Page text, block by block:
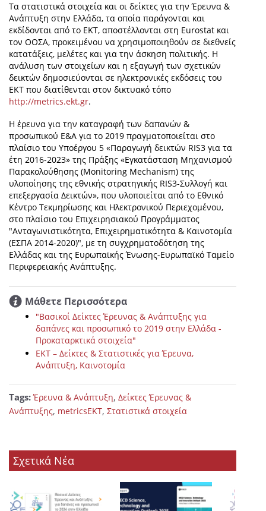
Τα στατιστικά στοιχεία και οι δείκτες για την Έρευνα &
Ανάπτυξη στην Ελλάδα, τα οποία παράγονται και
εκδίδονται από το ΕΚΤ, αποστέλλονται στη Eurostat και
τον ΟΟΣΑ, προκειμένου να χρησιμοποιηθούν σε διεθνείς
κατατάξεις, μελέτες και για την άσκηση πολιτικής. Η
ανάλυση των στοιχείων και η εξαγωγή των σχετικών
δεικτών δημοσιεύονται σε ηλεκτρονικές εκδόσεις του
ΕΚΤ που διατίθενται στον δικτυακό τόπο
http://metrics.ekt.gr.
Η έρευνα για την καταγραφή των δαπανών &
προσωπικού Ε&Α για το 2019 πραγματοποιείται στο
πλαίσιο του Υποέργου 5 «Παραγωγή δεικτών RIS3 για τα
έτη 2016-2023» της Πράξης «Εγκατάσταση Μηχανισμού
Παρακολούθησης (Monitoring Mechanism) της
υλοποίησης της εθνικής στρατηγικής RIS3-Συλλογή και
επεξεργασία Δεικτών», που υλοποιείται από το Εθνικό
Κέντρο Τεκμηρίωσης και Ηλεκτρονικού Περιεχομένου,
στο πλαίσιο του Επιχειρησιακού Προγράμματος
"Ανταγωνιστικότητα, Επιχειρηματικότητα & Καινοτομία
(ΕΣΠΑ 2014-2020)", με τη συγχρηματοδότηση της
Ελλάδας και της Ευρωπαϊκής Ένωσης-Ευρωπαϊκό Ταμείο
Περιφερειακής Ανάπτυξης.
Μάθετε Περισσότερα
"Βασικοί Δείκτες Έρευνας & Ανάπτυξης για
δαπάνες και προσωπικό το 2019 στην Ελλάδα -
Προκαταρκτικά στοιχεία"
ΕΚΤ – Δείκτες & Στατιστικές για Έρευνα,
Ανάπτυξη, Καινοτομία
Tags: Έρευνα & Ανάπτυξη, Δείκτες Έρευνας &
Ανάπτυξης, metricsEKT, Στατιστικά στοιχεία
Σχετικά Νέα